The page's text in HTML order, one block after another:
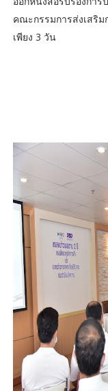
คณะกรรมการส่งเสริม
เพียง 3 วัน